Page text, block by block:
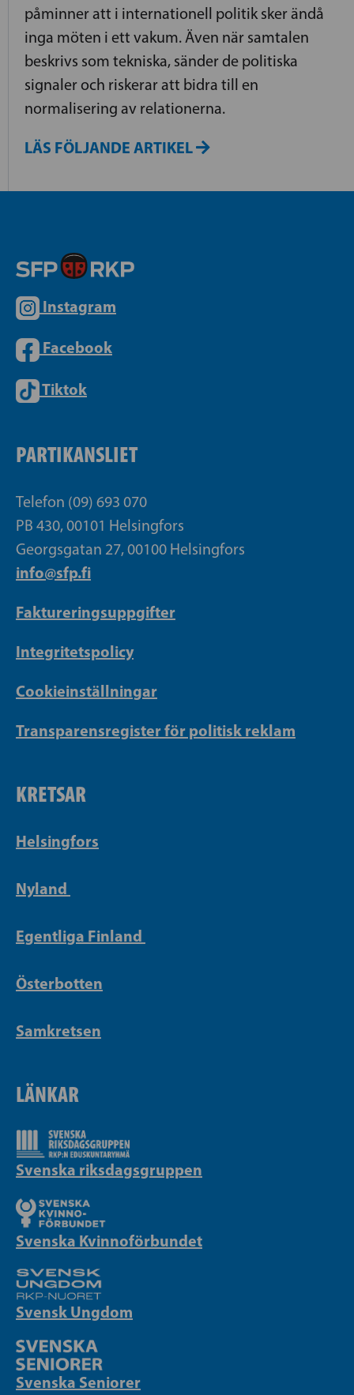
påminner att i internationell politik sker ändå
inga möten i ett vakum. Även när samtalen
beskrivs som tekniska, sänder de politiska
signaler och riskerar att bidra till en
normalisering av relationerna.
LÄS FÖLJANDE ARTIKEL
Instagram
Facebook
Tiktok
PARTIKANSLIET
Telefon (09) 693 070
PB 430, 00101 Helsingfors
Georgsgatan 27, 00100 Helsingfors
info@sfp.fi
Faktureringsuppgifter
Integritetspolicy
Cookieinställningar
Transparensregister för politisk reklam
KRETSAR
Helsingfors
Nyland
Egentliga Finland
Österbotten
Samkretsen
LÄNKAR
Svenska riksdagsgruppen
Svenska Kvinnoförbundet
Svensk Ungdom
Svenska Seniorer